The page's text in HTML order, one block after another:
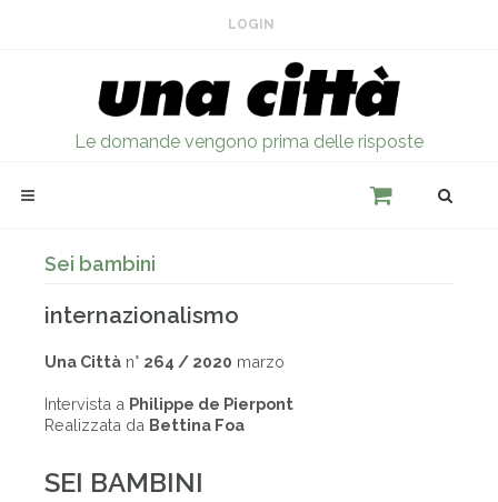
LOGIN
Le domande vengono prima delle risposte
Sei bambini
internazionalismo
Una Città n° 264 / 2020 marzo
Intervista a Philippe de Pierpont
Realizzata da Bettina Foa
SEI BAMBINI